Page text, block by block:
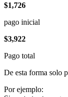
$1,726
pago inicial
$3,922
Pago total
De esta forma solo
Por ejemplo: